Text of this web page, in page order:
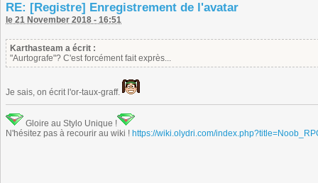
RE: [Registre] Enregistrement de l'avatar
le 21 November 2018 - 16:51
Karthasteam a écrit :
"Aurtografe"? C'est forcément fait exprès...
Je sais, on écrit l'or-taux-graff.
Gloire au Stylo Unique !
N'hésitez pas à recourir au wiki ! https://wiki.olydri.com/